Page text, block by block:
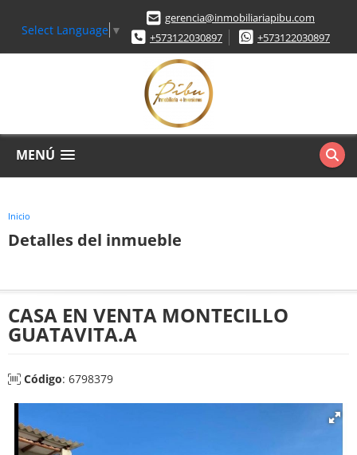
Select Language ▼
gerencia@inmobiliariapibu.com
+573122030897
+573122030897
MENÚ
Inicio
Detalles del inmueble
CASA EN VENTA MONTECILLO
GUATAVITA.A
Código: 6798379